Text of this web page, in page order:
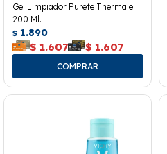
Gel Limpiador Purete Thermale
200 Ml.
$ 1.890
$ 1.607 $ 1.607